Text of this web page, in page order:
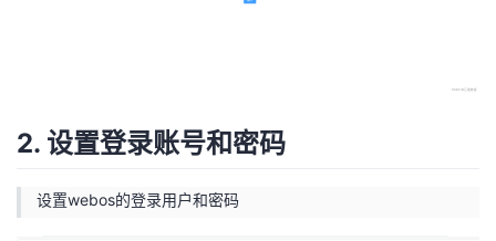
2. 设置登录账号和密码
设置webos的登录用户和密码